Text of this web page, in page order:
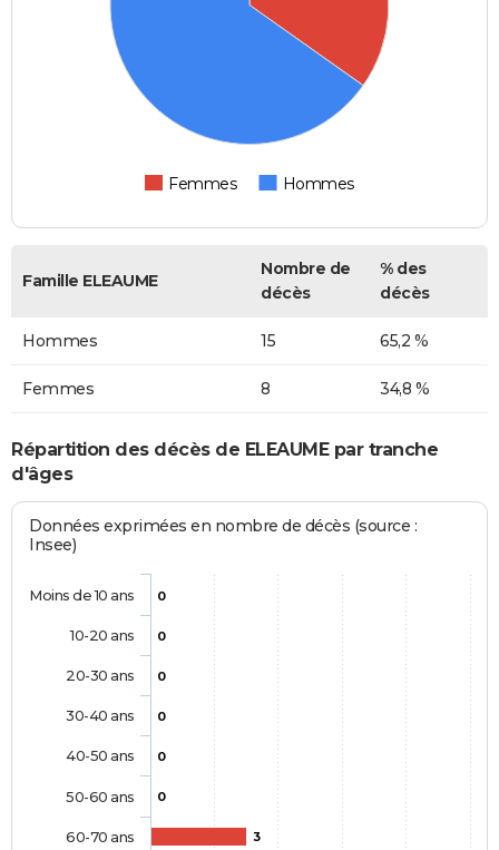
Femmes Hommes
Famille ELEAUME
Nombre de
décès
% des
décès
Hommes 15 65,2 %
Femmes 8 34,8 %
Répartition des décès de ELEAUME par tranche
d'âges
Données exprimées en nombre de décès (source :
Insee)
0
0
0
0
0
0
3
Moins de 10 ans
10-20 ans
20-30 ans
30-40 ans
40-50 ans
50-60 ans
60-70 ans